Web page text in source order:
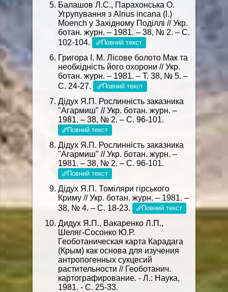
Балашов Л.С., Парахонська О.
Угрупування з Alnus incana (l.)
Moench у Західному Поділлі // Укр.
ботан. журн. – 1981. – 38, № 2. – С.
102-104.
Повний текст
Григора І. М. Лісове болото Мак та
необхідність його охорони // Укр.
ботан. журн. – 1981. – Т. 38, № 5. –
С. 24-27.
Повний текст
Дідух Я.П. Рослинність заказника
"Агармиш" // Укр. ботан. журн. –
1981. – 38, № 2. – С. 96-101.
Повний текст
Дідух Я.П. Рослинність заказника
"Агармиш" // Укр. ботан. журн. –
1981. – 38, № 2. – С. 96-101.
Повний текст
Дідух Я.П. Томіляри гірського
Криму // Укр. ботан. журн. – 1981. –
38, № 4. – С. 18-23.
Повний текст
Дидух Я.П., Вакаренко Л.П.,
Шеляг-Сосонко Ю.Р.
Геоботаническая карта Карадага
(Крым) как основа для изучения
антропогенных сукцесий
растительности // Геоботанич.
картографирование. - Л.: Наука,
1981. - С. 25-33.